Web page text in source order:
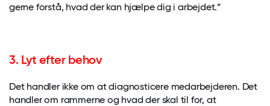
gerne forstå, hvad der kan hjælpe dig i arbejdet.”
3. Lyt efter behov
Det handler ikke om at diagnosticere medarbejderen. Det
handler om rammerne og hvad der skal til for, at